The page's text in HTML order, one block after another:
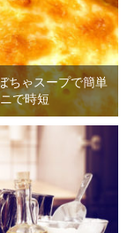
ちゃスープで簡単
で時短